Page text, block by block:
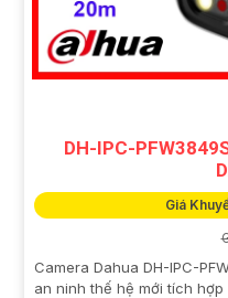
DH-IPC-
Giá
Camera Dahua DH-IPC-
an ninh thế hệ mới tích